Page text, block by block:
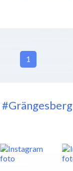
#Grängesberg
1